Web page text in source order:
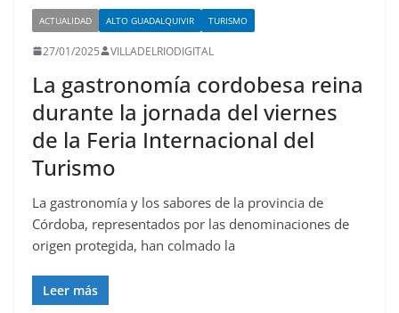
ACTUALIDAD ALTO GUADALQUIVIR TURISMO
27/01/2025 VILLADELRIODIGITAL
La gastronomía cordobesa reina
durante la jornada del viernes
de la Feria Internacional del
Turismo
La gastronomía y los sabores de la provincia de
Córdoba, representados por las denominaciones de
origen protegida, han colmado la
Leer más